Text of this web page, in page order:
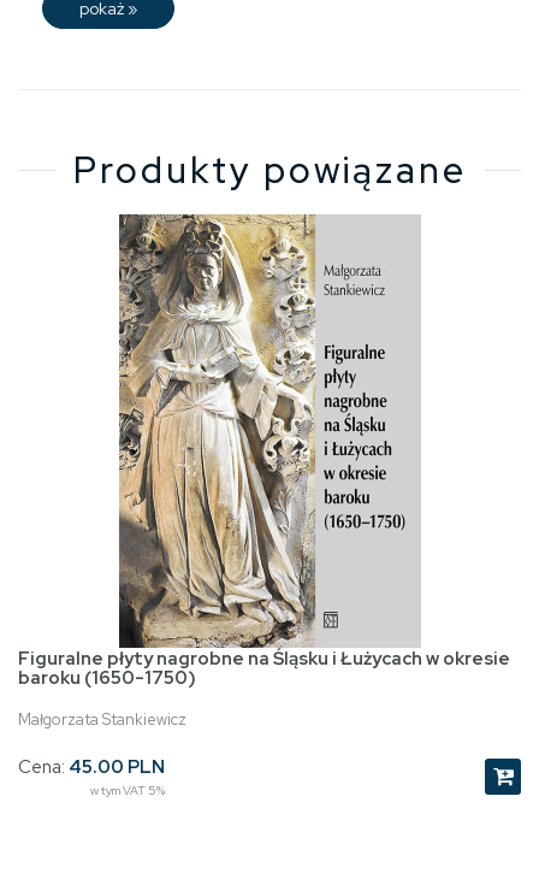
pokaż »
Produkty powiązane
Figuralne płyty nagrobne na Śląsku i Łużycach w okresie
baroku (1650-1750)
Małgorzata Stankiewicz
Cena: 45.00 PLN
w tym VAT 5%